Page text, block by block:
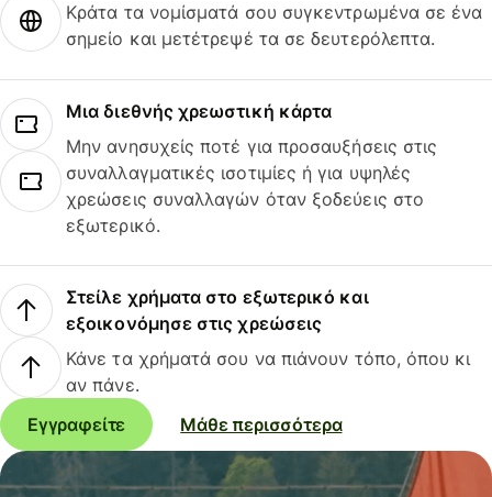
Κράτα τα νομίσματά σου συγκεντρωμένα σε ένα
σημείο και μετέτρεψέ τα σε δευτερόλεπτα.
Μια διεθνής χρεωστική κάρτα
Μην ανησυχείς ποτέ για προσαυξήσεις στις
συναλλαγματικές ισοτιμίες ή για υψηλές
χρεώσεις συναλλαγών όταν ξοδεύεις στο
εξωτερικό.
Στείλε χρήματα στο εξωτερικό και
εξοικονόμησε στις χρεώσεις
Κάνε τα χρήματά σου να πιάνουν τόπο, όπου κι
αν πάνε.
Εγγραφείτε
Μάθε περισσότερα